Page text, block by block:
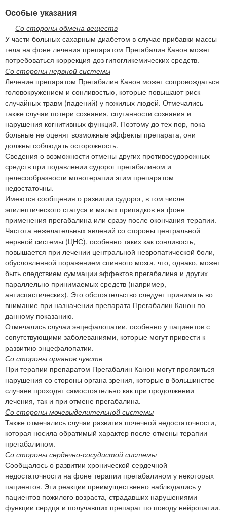
Особые указания
Со стороны обмена веществ
У части больных сахарным диабетом в случае прибавки массы
тела на фоне лечения препаратом Прегабалин Канон может
потребоваться коррекция доз гипогликемических средств.
Со стороны нервной системы
Лечение препаратом Прегабалин Канон может сопровождаться
головокружением и сонливостью, которые повышают риск
случайных травм (падений) у пожилых людей. Отмечались
также случаи потери сознания, спутанности сознания и
нарушения когнитивных функций. Поэтому до тех пор, пока
больные не оценят возможные эффекты препарата, они
должны соблюдать осторожность.
Сведения о возможности отмены других противосудорожных
средств при подавлении судорог прегабалином и
целесообразности монотерапии этим препаратом
недостаточны.
Имеются сообщения о развитии судорог, в том числе
эпилептического статуса и малых припадков на фоне
применения прегабалина или сразу после окончания терапии.
Частота нежелательных явлений со стороны центральной
нервной системы (ЦНС), особенно таких как сонливость,
повышается при лечении центральной невропатической боли,
обусловленной поражением спинного мозга, что, однако, может
быть следствием суммации эффектов прегабалина и других
параллельно принимаемых средств (например,
антиспастических). Это обстоятельство следует принимать во
внимание при назначении препарата Прегабалин Канон по
данному показанию.
Отмечались случаи энцефалопатии, особенно у пациентов с
сопутствующими заболеваниями, которые могут привести к
развитию энцефалопатии.
Со стороны органов чувств
При терапии препаратом Прегабалин Канон могут проявиться
нарушения со стороны органа зрения, которые в большинстве
случаев проходят самостоятельно как при продолжении
лечения, так и при отмене прегабалина.
Со стороны мочевыделительной системы
Также отмечались случаи развития почечной недостаточности,
которая носила обратимый характер после отмены терапии
прегабалином.
Со стороны сердечно-сосудистой системы
Сообщалось о развитии хронической сердечной
недостаточности на фоне терапии прегабалином у некоторых
пациентов. Эти реакции преимущественно наблюдались у
пациентов пожилого возраста, страдавших нарушениями
функции сердца и получавших препарат по поводу нейропатии.